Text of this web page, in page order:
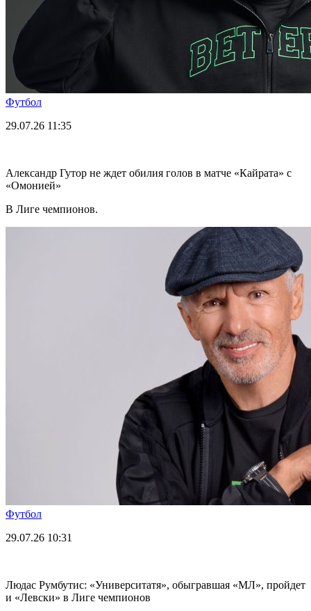
Футбол
29.07.26 11:35
Александр Гутор не ждет обилия голов в матче «Кайрата» с
«Омонией»
В Лиге чемпионов.
Футбол
29.07.26 10:31
Людас Румбутис: «Университатя», обыгравшая «МЛ», пройдет
и «Левски» в Лиге чемпионов